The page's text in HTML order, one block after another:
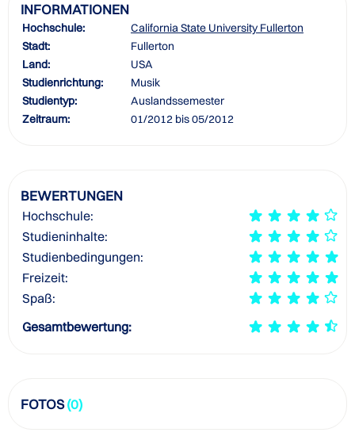
INFORMATIONEN
Hochschule:
California State University Fullerton
Stadt:
Fullerton
Land:
USA
Studienrichtung:
Musik
Studientyp:
Auslandssemester
Zeitraum:
01/2012 bis 05/2012
BEWERTUNGEN
Hochschule:
Studieninhalte:
Studienbedingungen:
Freizeit:
Spaß:
Gesamtbewertung:
FOTOS(0)